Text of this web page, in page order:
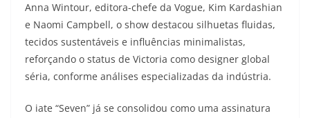
Anna Wintour, editora-chefe da Vogue, Kim Kardashian
e Naomi Campbell, o show destacou silhuetas fluidas,
tecidos sustentáveis e influências minimalistas,
reforçando o status de Victoria como designer global
séria, conforme análises especializadas da indústria.
O iate “Seven” já se consolidou como uma assinatura